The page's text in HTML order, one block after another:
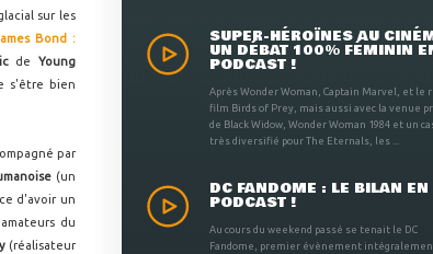
sur les
Bond :
de Young
s'être bien
par
(un
d'avoir un
du
(réalisateur
SUPER-HÉROÏNES AU
UN DÉBAT 100% FÉMININ
PODCAST !
Après Wonder Woman, Captain Marvel, et le
film Birds of Prey, mais aussi avec la venue
de Black Widow, Wonder Woman 1984 et un
très diversifié pour The Eternals, les ...
DC FANDOME : LE BILAN EN
PODCAST !
Au cours du weekend passé se tenait le DC
Fandome, premier évènement